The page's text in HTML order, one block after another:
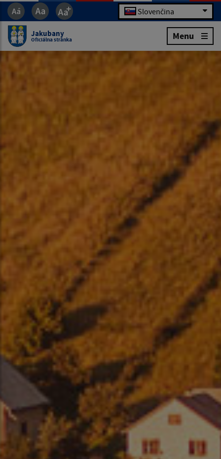
Slovenčina
Jakubany
Oficiálna stránka Menu